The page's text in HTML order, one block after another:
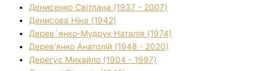
Денисенко Світлана (1937 - 2007)
Денисова Ніна (1942)
Дерев`янко-Мудрук Наталія (1974)
Дерев'янко Анатолій (1948 - 2020)
Дерегус Михайло (1904 - 1997)